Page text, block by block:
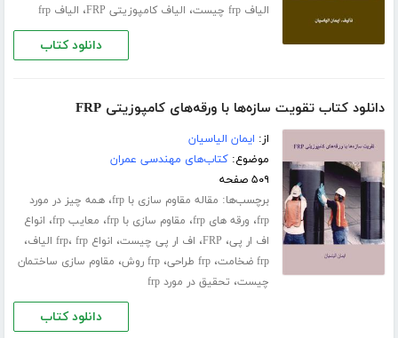
الیاف frp چیست ، الیاف کامپوزیتی FRP ، الیاف frp
دانلود کتاب
دانلود کتاب تقویت سازه‌ھا با ورقه‌ھای کامپوزیتی FRP
از: ایمان الیاسیان
موضوع:کتاب‌های مهندسی عمران
۵۰۹ صفحه
برچسب‌ها: مقاله مقاوم سازی با frp ،همه چیز در مورد
frp، ورقه های frp ، مقاوم سازی با frp ، معایب frp ، انواع
اف ار پی، FRP، اف ار پی چیست، انواع frp ، frp الیاف ،
frp ضخامت ،frp طراحی ،frp روش ، مقاوم سازی ساختمان
چیست، تحقیق در مورد frp
دانلود کتاب